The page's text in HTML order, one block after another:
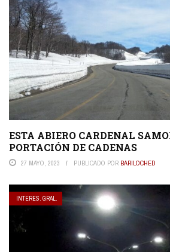
ESTA ABIERO CARDENAL
PORTACIÓN DE CADENAS
27 MAYO, 2023 PUBLICADO POR BARILOCHED
INTERES. GRAL.